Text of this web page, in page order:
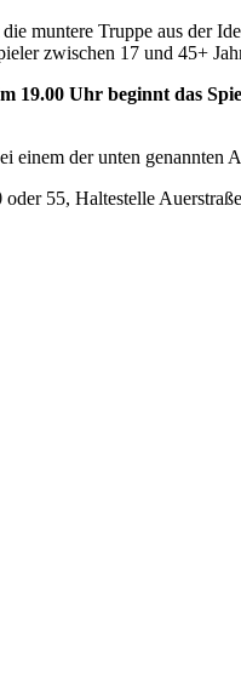
muntere Truppe aus der
zwischen 17 und 45+
19.00 Uhr beginnt das
der unten genannten
55, Haltestelle